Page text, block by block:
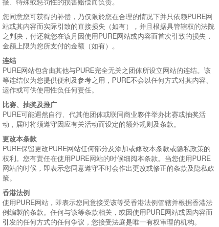
您同意您可获得的补偿，乃仅限於您在合理的情况下并只依赖PURE网
站或其内容而实际引致的直接损失（如有），并且根据具管辖权的法院
之判决，付还就您在该月因使用PURE网站或内容而首次引致的损失，
金额上限为您所支付的金额（如有）。
连结
PURE网站包含由其他与PURE完全无关之团体所设立网站的连结。该
等连结仅为您提供便利及参考之用，PURE不会以任何方式对其内容、
运作或可供使用性负任何责任。
比赛、抽奖及推广
PURE可能遇然自行、代其他团体或联同商业夥伴举办比赛或抽奖活
动，届时将须遵守因应有关活动而设定的额外规则及条款。
更改本条款
PURE保留更改PURE网站任何部分及添加或修改本条款或隐私政策的
权利。您有责任在使用PURE网站的时候细阅本条款。当您使用PURE
网站的时候，即表示您同意遵守不时会作出更改或修正的条款及隐私政
策。
香港法例
使用PURE网站，即表示您同意接受该等受香港法例管辖并根据香港法
例编製的条款。任何与该等条款相关，或因使用PURE网站或因内容而
引发的任何方式的任何争议，您接受法庭是唯一有权审理的机构。